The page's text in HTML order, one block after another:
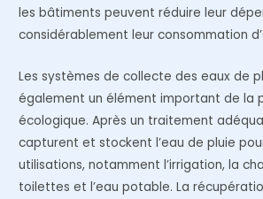
les bâtiments peuvent réduire leur
considérablement leur consommation
Les systèmes de collecte des eaux de
également un élément important de la
écologique. Après un traitement
capturent et stockent l’eau de pluie
utilisations, notamment l’irrigation, la
toilettes et l’eau potable. La